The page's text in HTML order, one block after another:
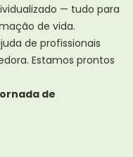
— tudo para
de vida.
de profissionais
Estamos prontos
de